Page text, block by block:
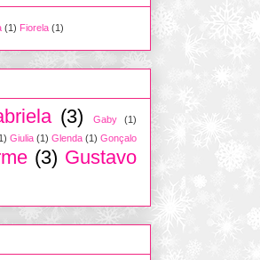
(1) Fiorela (1)
(3) Gaby (1)
Giulia (1) Glenda (1) Gonçalo
(3) Gustavo